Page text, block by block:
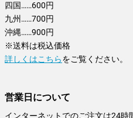
四国……600円
九州……700円
沖縄……900円
※送料は税込価格
詳しくはこちらをご覧ください。
営業日について
インターネットでのご注文は24時